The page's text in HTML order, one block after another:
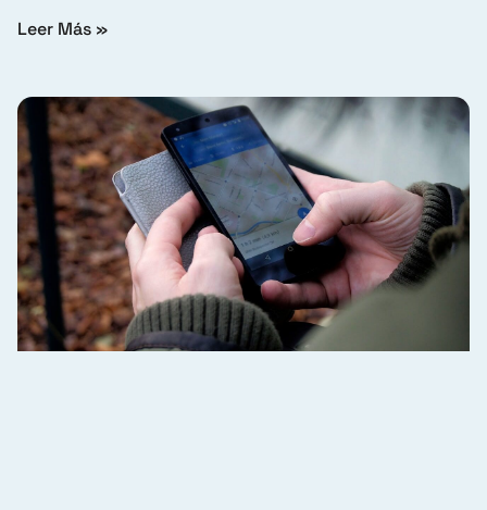
Leer Más »